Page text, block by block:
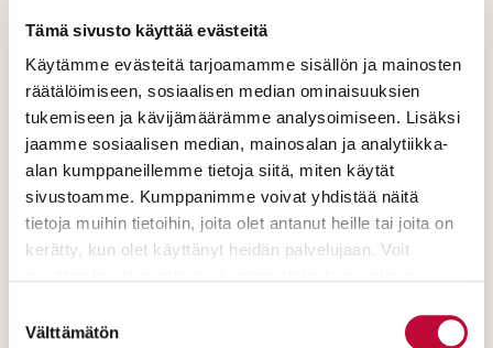
Tämä sivusto käyttää evästeitä
Käytämme evästeitä tarjoamamme sisällön ja mainosten
räätälöimiseen, sosiaalisen median ominaisuuksien
tukemiseen ja kävijämäärämme analysoimiseen. Lisäksi
jaamme sosiaalisen median, mainosalan ja analytiikka-
alan kumppaneillemme tietoja siitä, miten käytät
sivustoamme. Kumppanimme voivat yhdistää näitä
tietoja muihin tietoihin, joita olet antanut heille tai joita on
kerätty, kun olet käyttänyt heidän palvelujaan. Voit
valinta
Välttämätön
Onko jokin asia, mistä SDP ei
mielestäsi puhu tällä hetkellä
tarpeeksi?